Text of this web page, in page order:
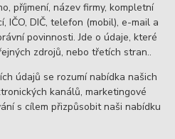
příjmení, název firmy, kompletní
IČO, DIČ, telefon (mobil), e-mail a
povinnosti. Jde o údaje, které
zdrojů, nebo třetích stran..
údajů se rozumí nabídka našich
kanálů, marketingové
s cílem přizpůsobit naši nabídku